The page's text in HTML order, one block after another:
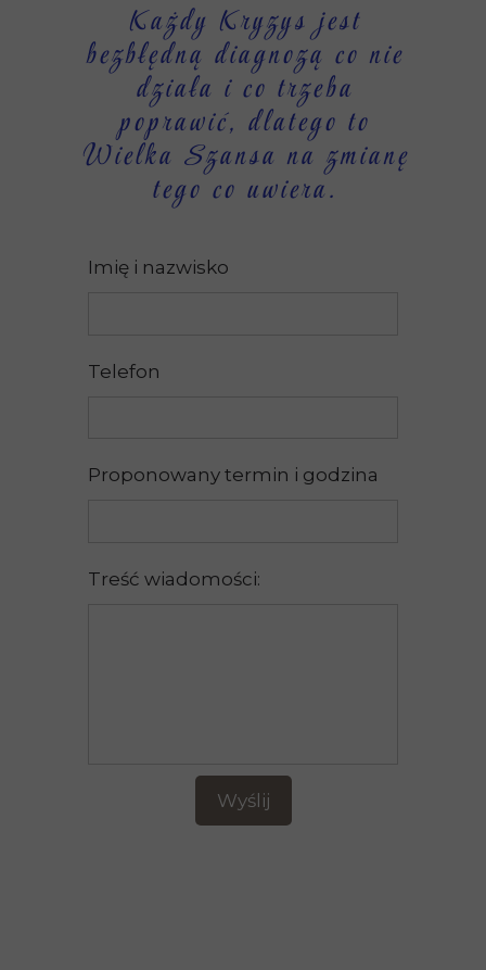
Każdy Kryzys jest
bezbłędną diagnozą co nie
działa i co trzeba
poprawić, dlatego to
Wielka Szansa na zmianę
tego co uwiera.
Imię i nazwisko
Telefon
Proponowany termin i godzina
Treść wiadomości:
Wyślij